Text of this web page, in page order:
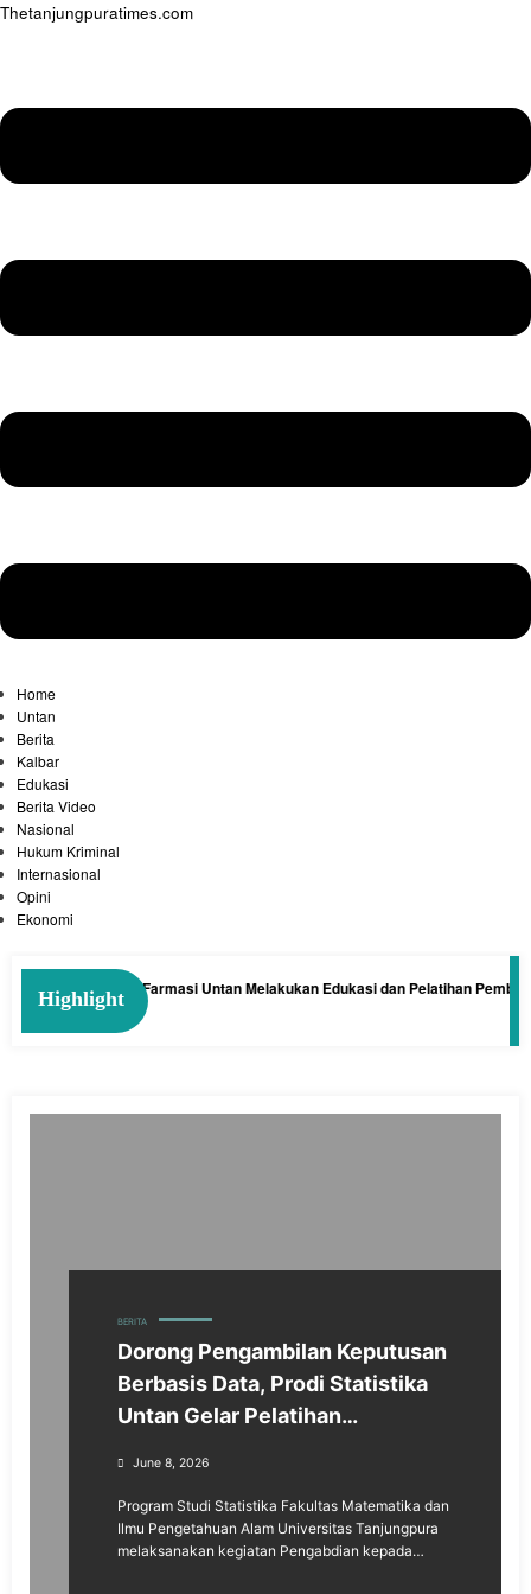
Thetanjungpuratimes.com
Home
Untan
Berita
Kalbar
Edukasi
Berita Video
Nasional
Hukum Kriminal
Internasional
Opini
Ekonomi
Highlight
Tim Dosen Farmasi Untan Melakukan Edukasi dan Pelatihan
BERITA
Dorong Pengambilan Keputusan
Berbasis Data, Prodi Statistika
Untan Gelar Pelatihan
June 8, 2026
Program Studi Statistika Fakultas Matematika dan
Ilmu Pengetahuan Alam Universitas Tanjungpura
melaksanakan kegiatan Pengabdian kepada…